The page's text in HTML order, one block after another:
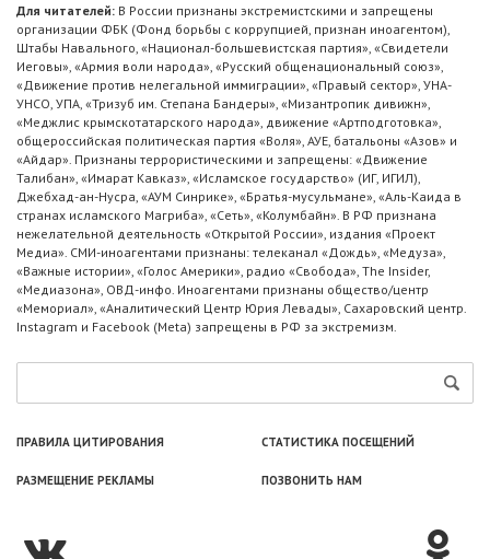
Для читателей: В России признаны экстремистскими и запрещены
организации ФБК (Фонд борьбы с коррупцией, признан иноагентом),
Штабы Навального, «Национал-большевистская партия», «Свидетели
Иеговы», «Армия воли народа», «Русский общенациональный союз»,
«Движение против нелегальной иммиграции», «Правый сектор», УНА-
УНСО, УПА, «Тризуб им. Степана Бандеры», «Мизантропик дивижн»,
«Меджлис крымскотатарского народа», движение «Артподготовка»,
общероссийская политическая партия «Воля», АУЕ, батальоны «Азов» и
«Айдар». Признаны террористическими и запрещены: «Движение
Талибан», «Имарат Кавказ», «Исламское государство» (ИГ, ИГИЛ),
Джебхад-ан-Нусра, «АУМ Синрике», «Братья-мусульмане», «Аль-Каида в
странах исламского Магриба», «Сеть», «Колумбайн». В РФ признана
нежелательной деятельность «Открытой России», издания «Проект
Медиа». СМИ-иноагентами признаны: телеканал «Дождь», «Медуза»,
«Важные истории», «Голос Америки», радио «Свобода», The Insider,
«Медиазона», ОВД-инфо. Иноагентами признаны общество/центр
«Мемориал», «Аналитический Центр Юрия Левады», Сахаровский центр.
Instagram и Facebook (Metа) запрещены в РФ за экстремизм.
ПРАВИЛА ЦИТИРОВАНИЯ СТАТИСТИКА ПОСЕЩЕНИЙ
РАЗМЕЩЕНИЕ РЕКЛАМЫ ПОЗВОНИТЬ НАМ